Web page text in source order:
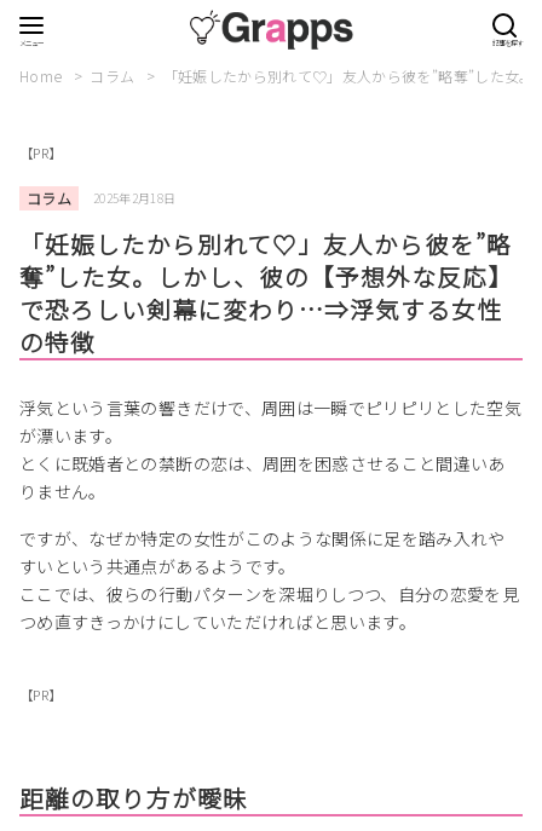
Home コラム 「妊娠したから別れて♡」友人から彼を”略奪”した女
【PR】
コラム 2025年2月18日
「妊娠したから別れて♡」友人から彼を”略
奪”した女。しかし、彼の【予想外な反応】
で恐ろしい剣幕に変わり…⇒浮気する女性
の特徴
浮気という言葉の響きだけで、周囲は一瞬でピリピリとした空気
が漂います。
とくに既婚者との禁断の恋は、周囲を困惑させること間違いあ
りません。
ですが、なぜか特定の女性がこのような関係に足を踏み入れや
すいという共通点があるようです。
ここでは、彼らの行動パターンを深堀りしつつ、自分の恋愛を見
つめ直すきっかけにしていただければと思います。
【PR】
距離の取り方が曖昧